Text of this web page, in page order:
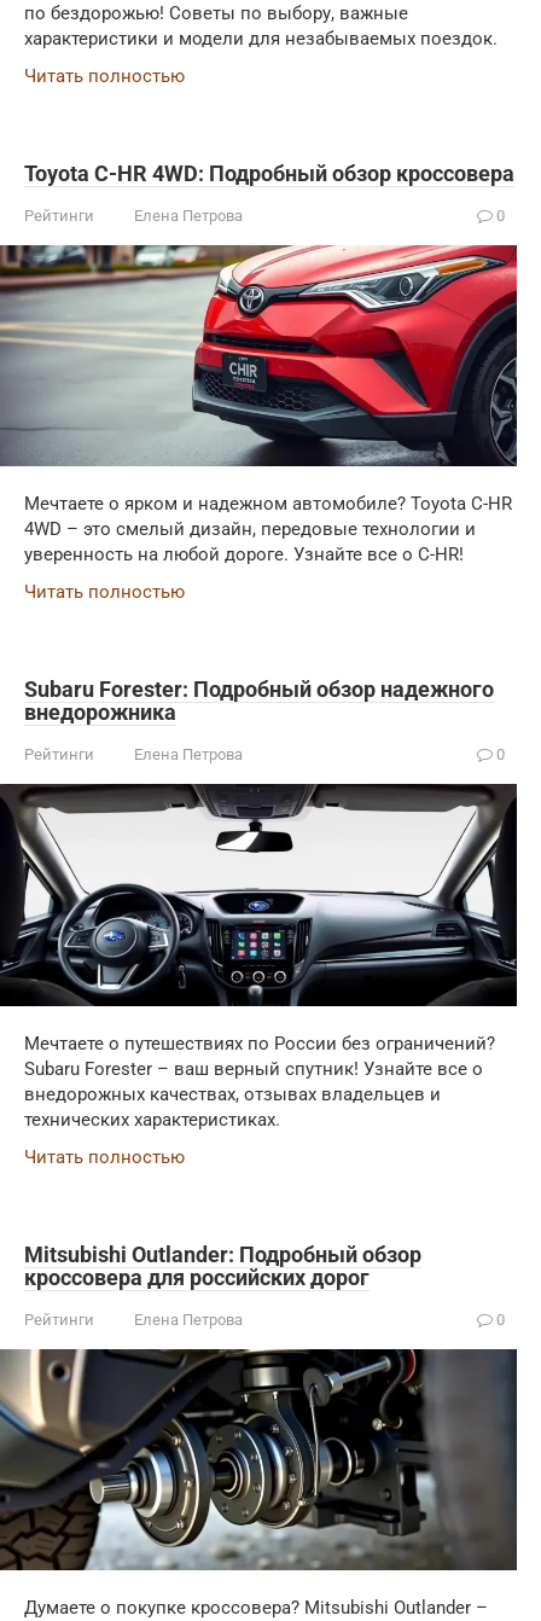
по бездорожью! Советы по выбору, важные
характеристики и модели для незабываемых поездок.
Читать полностью
Toyota C-HR 4WD: Подробный обзор кроссовера
Рейтинги Елена Петрова 0
Мечтаете о ярком и надежном автомобиле? Toyota C-HR
4WD – это смелый дизайн, передовые технологии и
уверенность на любой дороге. Узнайте все о C-HR!
Читать полностью
Subaru Forester: Подробный обзор надежного
внедорожника
Рейтинги Елена Петрова 0
Мечтаете о путешествиях по России без ограничений?
Subaru Forester – ваш верный спутник! Узнайте все о
внедорожных качествах, отзывах владельцев и
технических характеристиках.
Читать полностью
Mitsubishi Outlander: Подробный обзор
кроссовера для российских дорог
Рейтинги Елена Петрова 0
Думаете о покупке кроссовера? Mitsubishi Outlander –